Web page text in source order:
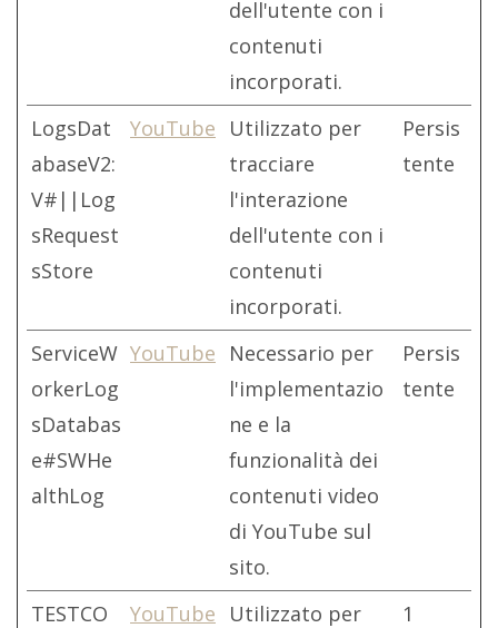
dell'utente con i
contenuti
incorporati.
LogsDat
abaseV2:
V#||Log
sRequest
sStore
YouTube
Utilizzato per
tracciare
l'interazione
dell'utente con i
contenuti
incorporati.
Persis
tente
ServiceW
orkerLog
sDatabas
e#SWHe
althLog
YouTube
Necessario per
l'implementazio
ne e la
funzionalità dei
contenuti video
di YouTube sul
sito.
Persis
tente
TESTCO
YouTube
Utilizzato per
1